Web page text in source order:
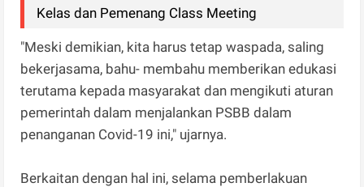
Kelas dan Pemenang Class Meeting
"Meski demikian, kita harus tetap waspada, saling
bekerjasama, bahu- membahu memberikan edukasi
terutama kepada masyarakat dan mengikuti aturan
pemerintah dalam menjalankan PSBB dalam
penanganan Covid-19 ini," ujarnya.
Berkaitan dengan hal ini, selama pemberlakuan